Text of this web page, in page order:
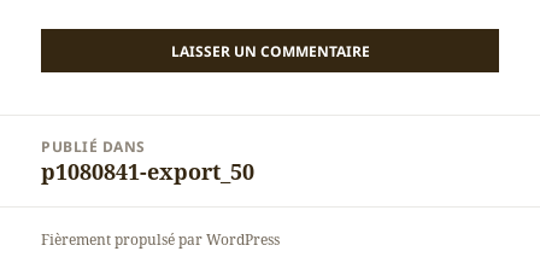
l’article
PUBLIÉ DANS
p1080841-export_50
Fièrement propulsé par WordPress